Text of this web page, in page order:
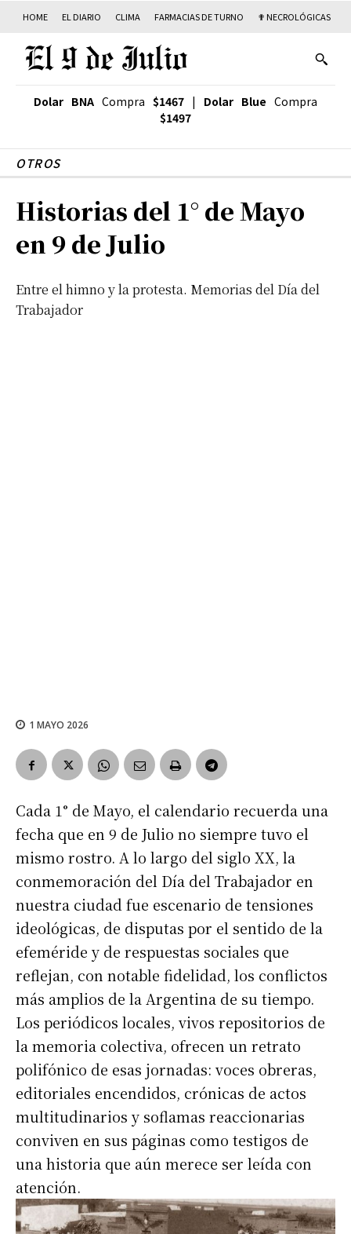
HOME EL DIARIO CLIMA FARMACIAS DE TURNO ✟ NECROLÓGICAS
Dolar BNA Compra $1467 | Dolar Blue Compra
$1497
OTROS
Historias del 1° de Mayo
en 9 de Julio
Entre el himno y la protesta. Memorias del Día del
Trabajador
1 MAYO 2026
Cada 1° de Mayo, el calendario recuerda una
fecha que en 9 de Julio no siempre tuvo el
mismo rostro. A lo largo del siglo XX, la
conmemoración del Día del Trabajador en
nuestra ciudad fue escenario de tensiones
ideológicas, de disputas por el sentido de la
efeméride y de respuestas sociales que
reflejan, con notable fidelidad, los conflictos
más amplios de la Argentina de su tiempo.
Los periódicos locales, vivos repositorios de
la memoria colectiva, ofrecen un retrato
polifónico de esas jornadas: voces obreras,
editoriales encendidos, crónicas de actos
multitudinarios y soflamas reaccionarias
conviven en sus páginas como testigos de
una historia que aún merece ser leída con
atención.